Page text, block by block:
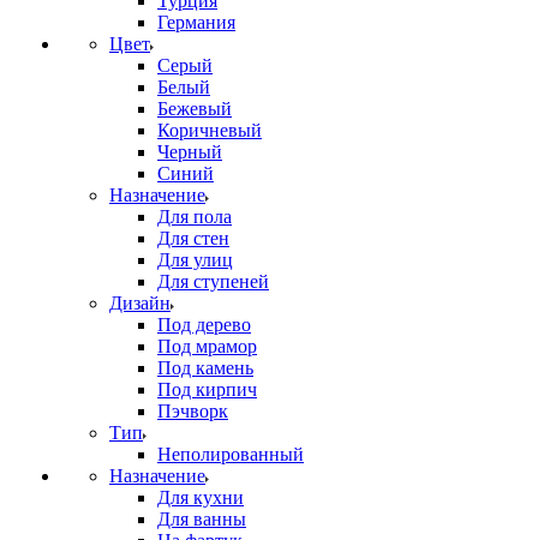
Германия
Цвет
Серый
Белый
Бежевый
Коричневый
Черный
Синий
Назначение
Для пола
Для стен
Для улиц
Для ступеней
Дизайн
Под дерево
Под мрамор
Под камень
Под кирпич
Пэчворк
Тип
Неполированный
Назначение
Для кухни
Для ванны